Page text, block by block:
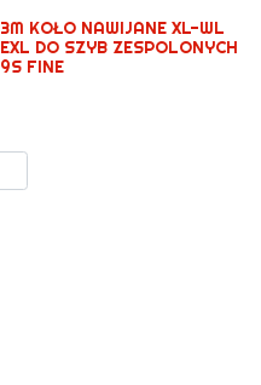
3M KOŁO NAWIJANE XL-WL
EXL DO SZYB ZESPOLONYCH
9S FINE